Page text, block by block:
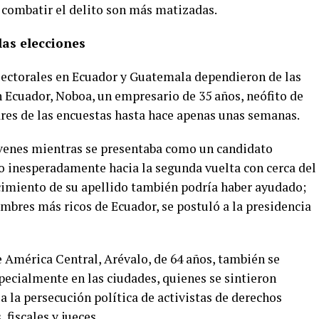
el delito son más matizadas.
elecciones
en Ecuador y Guatemala dependieron de las
Noboa, un empresario de 35 años, neófito de
de las encuestas hasta hace apenas unas semanas.
mientras se presentaba como un candidato
hacia la segunda vuelta con cerca del
de su apellido también podría haber ayudado;
más ricos de Ecuador, se postuló a la presidencia
Central, Arévalo, de 64 años, también se
en las ciudades, quienes se sintieron
la persecución política de activistas de derechos